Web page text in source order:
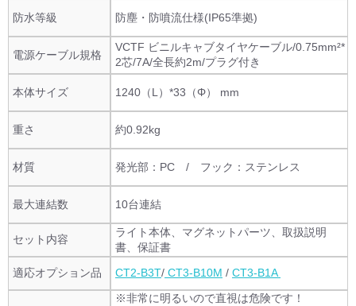
防水等級 防塵・防噴流仕様(IP65準拠)
電源ケーブル規格
VCTF ビニルキャブタイヤケーブル/0.75mm²*
2芯/7A/全長約2m/プラグ付き
本体サイズ 1240（L）*33（Φ） mm
重さ 約0.92kg
材質 発光部：PC / フック：ステンレス
最大連結数 10台連結
セット内容
ライト本体、マグネットパーツ、取扱説明
書、保証書
適応オプション品
CT2-B3T/ CT3-B10M / CT3-B1A
※非常に明るいので直視は危険です！